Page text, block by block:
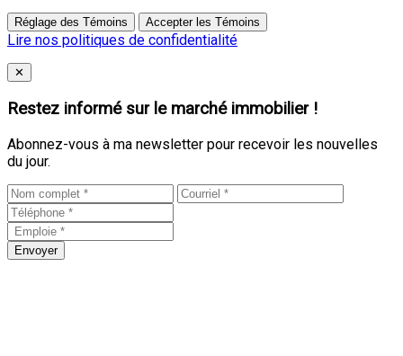
Réglage des Témoins Accepter les Témoins
Lire nos politiques de confidentialité
Close
✕
Restez informé sur le marché immobilier !
Abonnez-vous à ma newsletter pour recevoir les nouvelles
du jour.
Envoyer